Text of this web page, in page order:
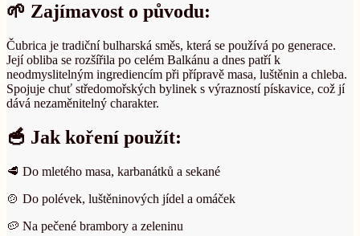
🌱 Zajímavost o původu:
Čubrica je tradiční bulharská směs, která se používá po generace.
Její obliba se rozšířila po celém Balkánu a dnes patří k
neodmyslitelným ingrediencím při přípravě masa, luštěnin a chleba.
Spojuje chuť středomořských bylinek s výrazností pískavice, což jí
dává nezaměnitelný charakter.
🥣 Jak koření použít:
🥩 Do mletého masa, karbanátků a sekané
🍲 Do polévek, luštěninových jídel a omáček
🥔 Na pečené brambory a zeleninu